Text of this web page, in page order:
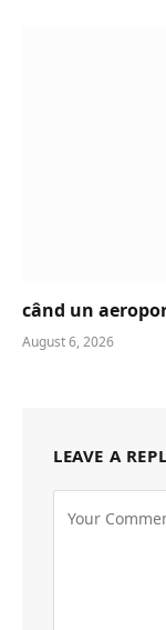
când un
August 6, 2026
LEAVE A